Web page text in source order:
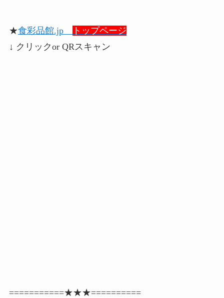
★食彩品館.jp
トップページ
↓ クリックor QRスキャン
===========★★★==========